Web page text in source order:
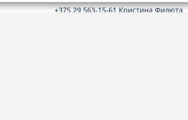
+375 29 563-15-61 Кристина Филюта